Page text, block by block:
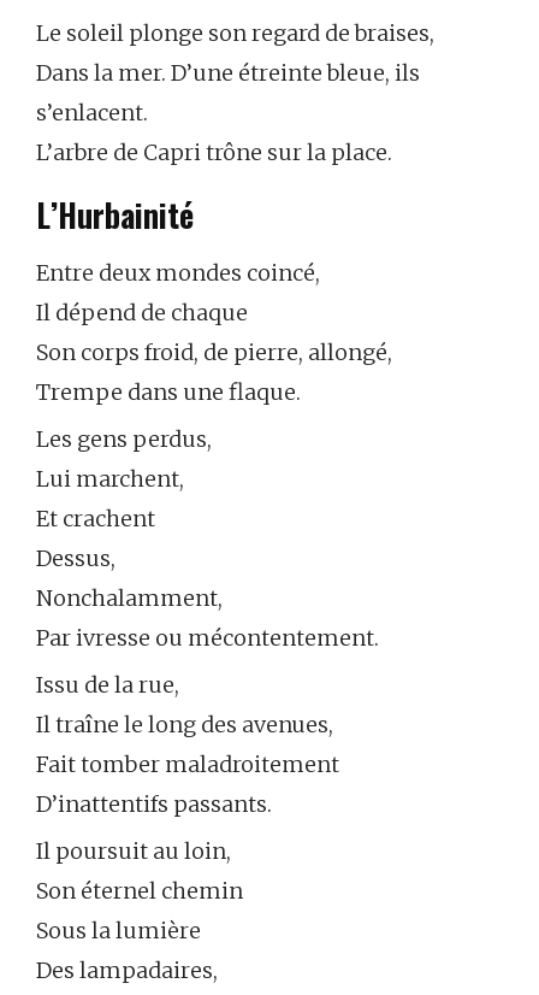
Le soleil plonge son regard de braises,
Dans la mer. D’une étreinte bleue, ils
s’enlacent.
L’arbre de Capri trône sur la place.
L’Hurbainité
Entre deux mondes coincé,
Il dépend de chaque
Son corps froid, de pierre, allongé,
Trempe dans une flaque.
Les gens perdus,
Lui marchent,
Et crachent
Dessus,
Nonchalamment,
Par ivresse ou mécontentement.
Issu de la rue,
Il traîne le long des avenues,
Fait tomber maladroitement
D’inattentifs passants.
Il poursuit au loin,
Son éternel chemin
Sous la lumière
Des lampadaires,